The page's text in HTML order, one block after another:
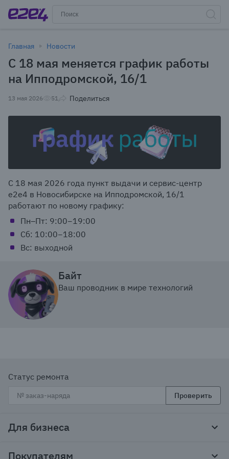
Главная Новости
С 18 мая меняется график работы
на Ипподромской, 16/1
13 мая 2026 51 Поделиться
С 18 мая 2026 года пункт выдачи и сервис-центр
e2e4 в Новосибирске на Ипподромской, 16/1
работают по новому графику:
Пн–Пт: 9:00−19:00
Сб: 10:00−18:00
Вс: выходной
Байт
Ваш проводник в мире технологий
Статус ремонта
Проверить
Для бизнеса
Покупателям